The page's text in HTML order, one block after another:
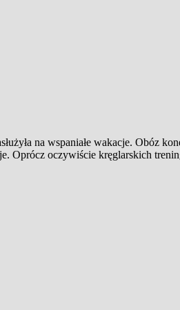
na wspaniałe wakacje. Obóz
Oprócz oczywiście kręglarskich